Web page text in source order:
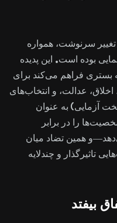
تغییر سرنوشت، همواره
بوده است. این پدیده
بستری فراهم می‌کند برای
عدالت، و انتخاب‌های
آزمایی) به‌ عنوان
را در برابر
همین تضاد میان
تاثیرگذار و چندلایه
بیفتد